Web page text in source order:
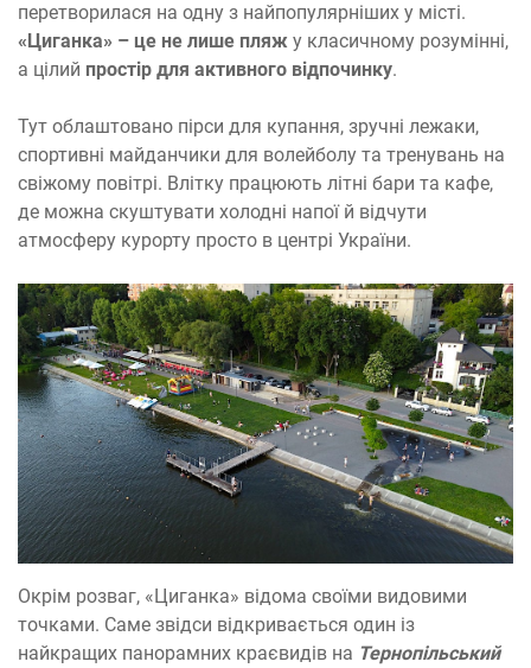
перетворилася на одну з найпопулярніших у місті.
«Циганка» – це не лише пляж у класичному розумінні,
а цілий простір для активного відпочинку.
Тут облаштовано пірси для купання, зручні лежаки,
спортивні майданчики для волейболу та тренувань на
свіжому повітрі. Влітку працюють літні бари та кафе,
де можна скуштувати холодні напої й відчути
атмосферу курорту просто в центрі України.
Окрім розваг, «Циганка» відома своїми видовими
точками. Саме звідси відкривається один із
найкращих панорамних краєвидів на Тернопільський